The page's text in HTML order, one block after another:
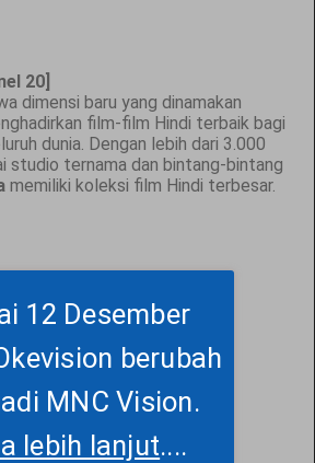
12 Desember
berubah
MNC Vision.
lebih lanjut....
20]
dimensi baru yang dinamakan
film-film Hindi terbaik bagi
dunia. Dengan lebih dari 3.000
studio ternama dan bintang-bintang
memiliki koleksi film Hindi terbesar.